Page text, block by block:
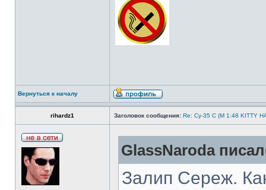
Вернуться к началу
rihardz1 Заголовок сообщения: Re: Су-35 С (М 1:48 KITTY
GlassNaroda
Залип Сереж.